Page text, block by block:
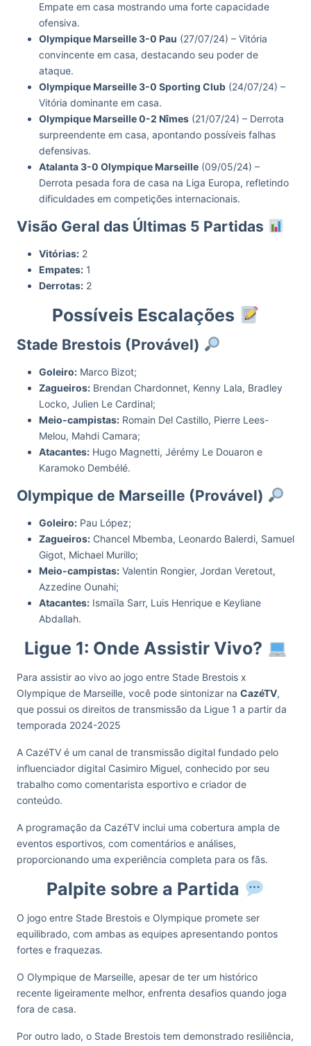
Empate em casa mostrando uma forte capacidade
ofensiva.
Olympique Marseille 3-0 Pau (27/07/24) – Vitória
convincente em casa, destacando seu poder de
ataque.
Olympique Marseille 3-0 Sporting Club (24/07/24) –
Vitória dominante em casa.
Olympique Marseille 0-2 Nîmes (21/07/24) – Derrota
surpreendente em casa, apontando possíveis falhas
defensivas.
Atalanta 3-0 Olympique Marseille (09/05/24) –
Derrota pesada fora de casa na Liga Europa, refletindo
dificuldades em competições internacionais.
Visão Geral das Últimas 5 Partidas
Vitórias: 2
Empates: 1
Derrotas: 2
Possíveis Escalações
Stade Brestois (Provável)
Goleiro: Marco Bizot;
Zagueiros: Brendan Chardonnet, Kenny Lala, Bradley
Locko, Julien Le Cardinal;
Meio-campistas: Romain Del Castillo, Pierre Lees-
Melou, Mahdi Camara;
Atacantes: Hugo Magnetti, Jérémy Le Douaron e
Karamoko Dembélé.
Olympique de Marseille (Provável)
Goleiro: Pau López;
Zagueiros: Chancel Mbemba, Leonardo Balerdi, Samuel
Gigot, Michael Murillo;
Meio-campistas: Valentin Rongier, Jordan Veretout,
Azzedine Ounahi;
Atacantes: Ismaïla Sarr, Luis Henrique e Keyliane
Abdallah.
Ligue 1: Onde Assistir Vivo?
Para assistir ao vivo ao jogo entre Stade Brestois x
Olympique de Marseille, você pode sintonizar na CazéTV,
que possui os direitos de transmissão da Ligue 1 a partir da
temporada 2024-2025
A CazéTV é um canal de transmissão digital fundado pelo
influenciador digital Casimiro Miguel, conhecido por seu
trabalho como comentarista esportivo e criador de
conteúdo.
A programação da CazéTV inclui uma cobertura ampla de
eventos esportivos, com comentários e análises,
proporcionando uma experiência completa para os fãs.
Palpite sobre a Partida
O jogo entre Stade Brestois e Olympique promete ser
equilibrado, com ambas as equipes apresentando pontos
fortes e fraquezas.
O Olympique de Marseille, apesar de ter um histórico
recente ligeiramente melhor, enfrenta desafios quando joga
fora de casa.
Por outro lado, o Stade Brestois tem demonstrado resiliência,